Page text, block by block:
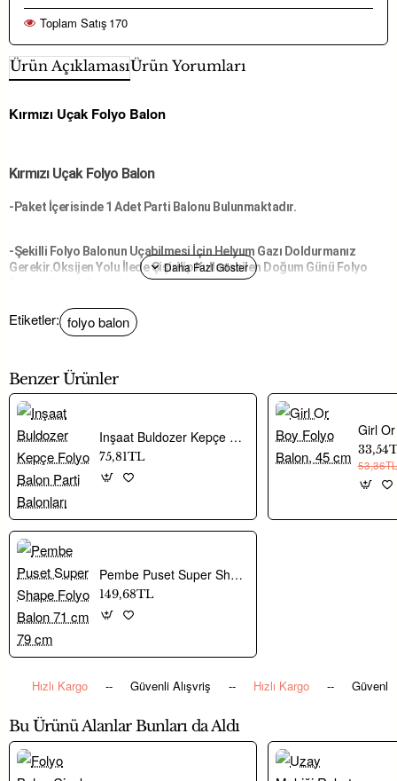
Toplam Satış 170
Ürün AçıklamasıÜrün Yorumları
Kırmızı Uçak Folyo Balon
Kırmızı Uçak Folyo Balon
-Paket İçerisinde 1 Adet Parti Balonu Bulunmaktadır.
-Şekilli Folyo Balonun Uçabilmesi İçin Helyum Gazı Doldurmanız
Gerekir.Oksijen Yolu İlede Şişirilip Kullanabilen Doğum Günü Folyo
Balonu Kapalı Paket Halinde Gelmektedir.
Bu ürün; doğum günü süsleri, parti dekorasyonu ve organizasyon
hazırlıklarında kullanılan balon modelleri arasında yer almaktadır.
zinciri çalışmalarında pratik bir kullanım sunar.
Hayaller Dükkanı’nda yer alan parti malzemeleri ve doğum günü
süsleri ile kutlama konseptinizi tamamlayabilirsiniz.
Etiketler: folyo balon
Benzer Ürünler
Inşaat Buldozer Kepçe Folyo Balon Parti Balonları
75,81TL
Pembe Puset Super Shape Folyo Balon 71 cm 79 cm
149,68TL
53,36TL
Hızlı Kargo -- Güvenli Alışvriş -- Hızlı Kargo -- Güvenli
Bu Ürünü Alanlar Bunları da Aldı